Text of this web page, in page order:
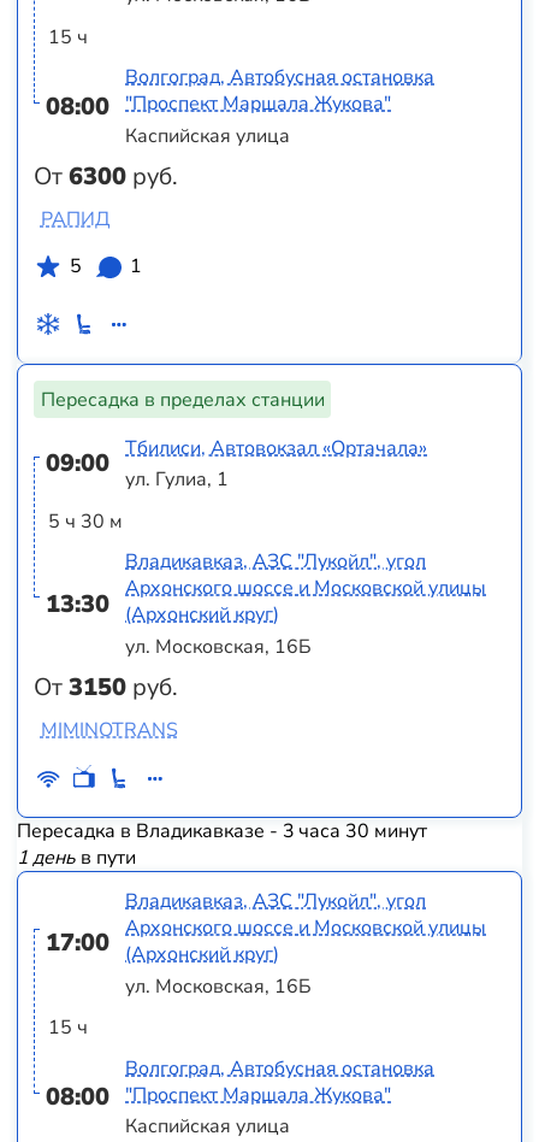
15 ч
08:00
От6300 руб.
Волгоград, Автобусная остановка
"Проспект Маршала Жукова"
Каспийская улица
РАПИД
5
1
Пересадка в пределах станции
09:00
5 ч 30 м
13:30
От3150 руб.
Тбилиси, Автовокзал «Ортачала»
ул. Гулиа, 1
Владикавказ, АЗС "Лукойл", угол
Архонского шоссе и Московской улицы
(Архонский круг)
ул. Московская, 16Б
MIMINOTRANS
Пересадка в Владикавказе - 3 часа 30 минут
1 деньв пути
17:00
15 ч
08:00
Владикавказ, АЗС "Лукойл", угол
Архонского шоссе и Московской улицы
(Архонский круг)
ул. Московская, 16Б
Волгоград, Автобусная остановка
"Проспект Маршала Жукова"
Каспийская улица